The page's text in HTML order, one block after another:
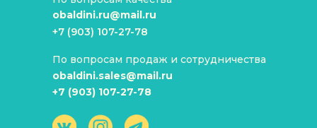
+7 (903) 107-27-78
obaldini.ru@mail.ru
По вопросам продаж и сотрудничества
obaldini.sales@mail.ru
+7 (903) 107-27-78